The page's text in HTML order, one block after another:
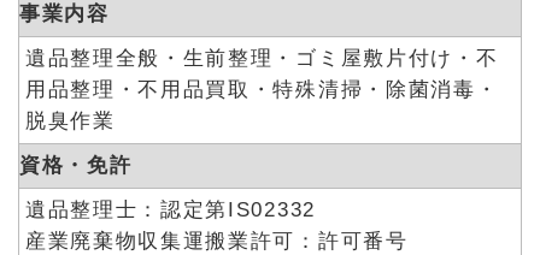
事業内容
遺品整理全般・生前整理・ゴミ屋敷片付け・不
用品整理・不用品買取・特殊清掃・除菌消毒・
脱臭作業
資格・免許
遺品整理士：認定第IS02332
産業廃棄物収集運搬業許可：許可番号